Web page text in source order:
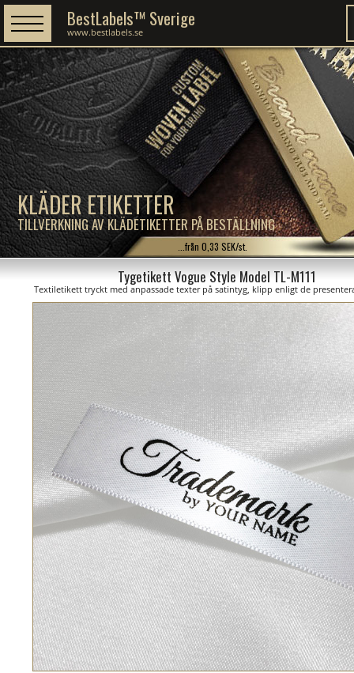
KLÄDER ETIKETTER
TILLVERKNING AV KLÄDETIKETTER PÅ BESTÄLLNING
BestLabels™ Sverige
www.bestlabels.se
...från 0,33 SEK/st.
Tygetikett Vogue Style Model TL-M111
Textiletikett tryckt med anpassade texter på satintyg, klipp enligt de